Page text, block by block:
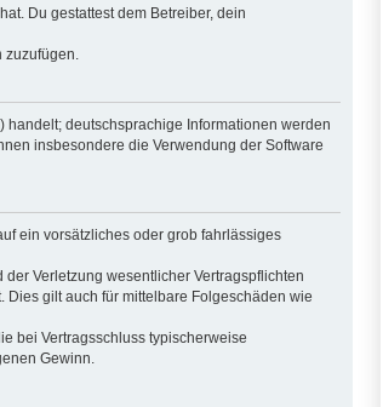
Du gestattest dem Betreiber, dein
zuzufügen.
handelt; deutschsprachige Informationen werden
insbesondere die Verwendung der Software
ein vorsätzliches oder grob fahrlässiges
Verletzung wesentlicher Vertragspflichten
gilt auch für mittelbare Folgeschäden wie
bei Vertragsschluss typischerweise
Gewinn.